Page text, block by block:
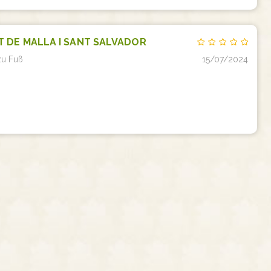
DE MALLA I SANT SALVADOR
Fuß 15/07/2024